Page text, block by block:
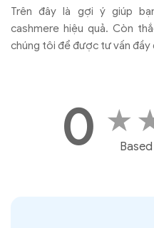
Trên đây là gợi ý giúp
cashmere hiệu quả. Còn
chúng tôi để được tư vấn đầy
0 ★